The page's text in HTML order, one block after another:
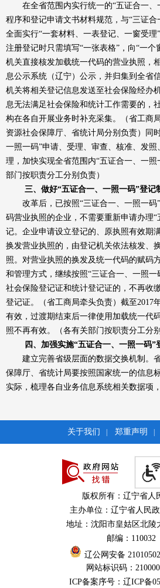
在全省范围内实行统一的“五证合一、
程序和登记申请文书材料规范，与“三证合
全面实行“一套材料、一表登记、一窗受理
注册登记时只需填写“一张表格”，向“一个
机关直接核发加载统一代码的营业执照，
息公示系统（辽宁）公示，并归集到全省
机关将相关登记信息发送至社会保险经办
息无法满足社会保险和统计工作需要的，
构在各自开展业务时补充采集。（省工商
资源社会保障厅、省统计局分别负责）同
一照一码”申请、受理、审查、核准、发
理，加快实现全省范围内“五证合一、一
部门按职责分工分别负责）
三、做好“五证合一、一照一码”登记
改革后，已按照“三证合一、一照一码
码营业执照的企业，不需要重新申请办理“
记。企业申请设立登记的、原执照有效期
换发营业执照的，由登记机关依法核发、
照。对营业执照的换发及统一代码的赋码
和管理方式，继续按照“三证合一、一照一
社会保险登记证和统计登记证的，不再收
登记证。（省工商局牵头负责）截至2017
有效，过渡期结束后一律使用加载统一代
照不再有效。（各有关部门按职责分工分别
四、加强实施“五证合一、一照一码
建立完善省级层面的数据交换机制。
保障厅、省统计局要按照国家统一的信息
实际，梳理各自业务信息系统相关数据项
一标识，通过省工商局、省人力资源社会
换，实现全省范围内各级工商行政管理与
门的数据共享，确保数据信息落地到工作
系统有效融合使用。（省工商局、省人力
建立完善顺畅高效的信息应用机制。省
责将全省各级登记机关登记的存量基本信
障厅和省统计局；改革后，负责将全省各
信息及时传输至省人力资源社会保障厅和
止后，负责将全省企业年报相关信息批量
厅和省统计局。省人力资源社会保障厅负
机构在用人单位为其职工办理社会保险登
关于我们 郑重声明
版权所有：辽宁省人
主办单位：辽宁省人民
地址：沈阳市皇姑区北陵
邮编：110032
辽公网安备
网站标识码：
ICP备案序号：辽ICP备